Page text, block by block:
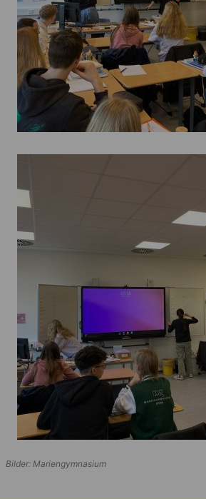
Bilder: Mariengymnasium